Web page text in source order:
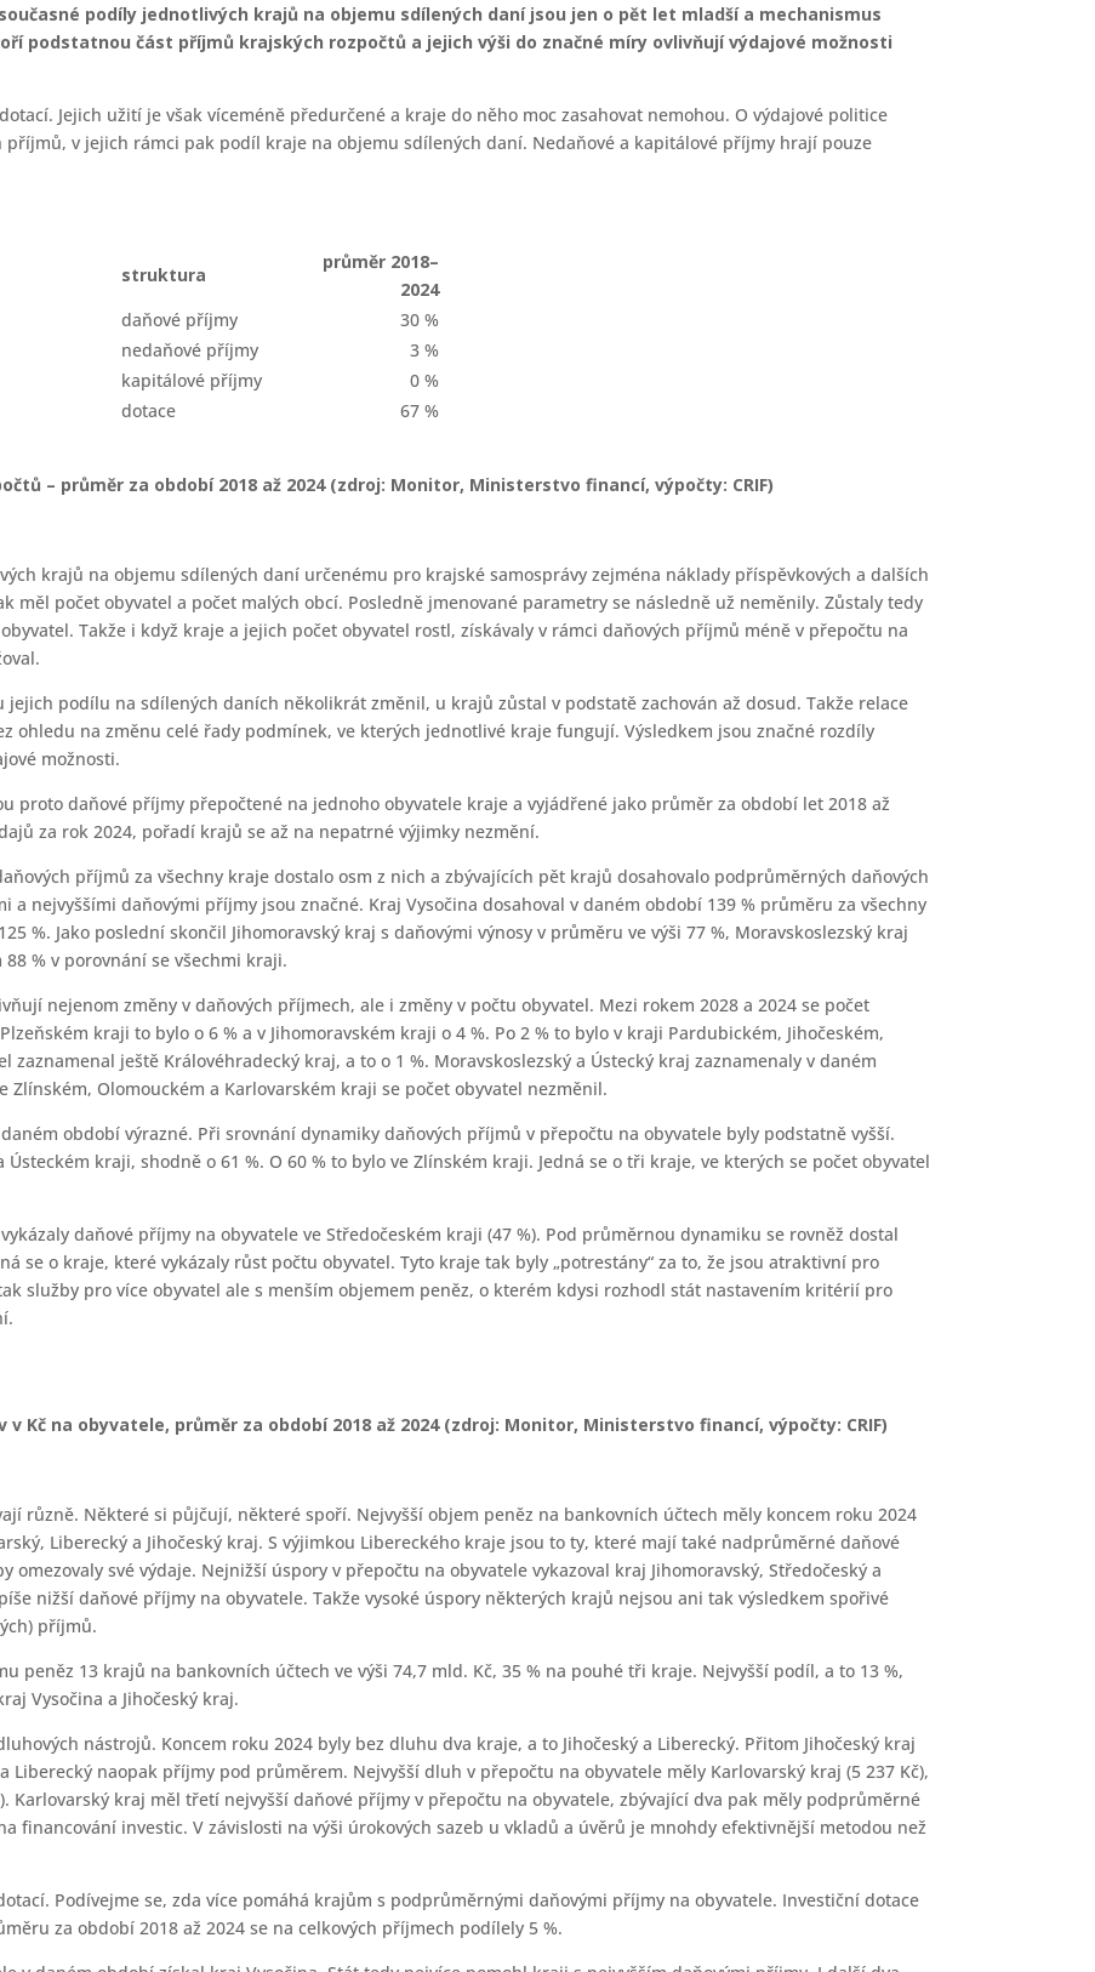
podíly jednotlivých krajů na objemu sdílených daní jsou jen o pět let mladší a mechanismus
podstatnou část příjmů krajských rozpočtů a jejich výši do značné míry ovlivňují výdajové možnosti
Jejich užití je však víceméně předurčené a kraje do něho moc zasahovat nemohou. O výdajové politice
v jejich rámci pak podíl kraje na objemu sdílených daní. Nedaňové a kapitálové příjmy hrají pouze
struktura
průměr 2018–
2024
daňové příjmy
30 %
nedaňové příjmy
3 %
kapitálové příjmy
0 %
dotace
67 %
– průměr za období 2018 až 2024 (zdroj: Monitor, Ministerstvo financí, výpočty: CRIF)
krajů na objemu sdílených daní určenému pro krajské samosprávy zejména náklady příspěvkových a dalších
měl počet obyvatel a počet malých obcí. Posledně jmenované parametry se následně už neměnily. Zůstaly tedy
Takže i když kraje a jejich počet obyvatel rostl, získávaly v rámci daňových příjmů méně v přepočtu na
jejich podílu na sdílených daních několikrát změnil, u krajů zůstal v podstatě zachován až dosud. Takže relace
ohledu na změnu celé řady podmínek, ve kterých jednotlivé kraje fungují. Výsledkem jsou značné rozdíly
možnosti.
proto daňové příjmy přepočtené na jednoho obyvatele kraje a vyjádřené jako průměr za období let 2018 až
za rok 2024, pořadí krajů se až na nepatrné výjimky nezmění.
příjmů za všechny kraje dostalo osm z nich a zbývajících pět krajů dosahovalo podprůměrných daňových
nejvyššími daňovými příjmy jsou značné. Kraj Vysočina dosahoval v daném období 139 % průměru za všechny
%. Jako poslední skončil Jihomoravský kraj s daňovými výnosy v průměru ve výši 77 %, Moravskoslezský kraj
% v porovnání se všechmi kraji.
nejenom změny v daňových příjmech, ale i změny v počtu obyvatel. Mezi rokem 2028 a 2024 se počet
kraji to bylo o 6 % a v Jihomoravském kraji o 4 %. Po 2 % to bylo v kraji Pardubickém, Jihočeském,
zaznamenal ještě Královéhradecký kraj, a to o 1 %. Moravskoslezský a Ústecký kraj zaznamenaly v daném
Zlínském, Olomouckém a Karlovarském kraji se počet obyvatel nezměnil.
období výrazné. Při srovnání dynamiky daňových příjmů v přepočtu na obyvatele byly podstatně vyšší.
kraji, shodně o 61 %. O 60 % to bylo ve Zlínském kraji. Jedná se o tři kraje, ve kterých se počet obyvatel
daňové příjmy na obyvatele ve Středočeském kraji (47 %). Pod průměrnou dynamiku se rovněž dostal
se o kraje, které vykázaly růst počtu obyvatel. Tyto kraje tak byly „potrestány“ za to, že jsou atraktivní pro
služby pro více obyvatel ale s menším objemem peněz, o kterém kdysi rozhodl stát nastavením kritérií pro
Kč na obyvatele, průměr za období 2018 až 2024 (zdroj: Monitor, Ministerstvo financí, výpočty: CRIF)
různě. Některé si půjčují, některé spoří. Nejvyšší objem peněz na bankovních účtech měly koncem roku 2024
Liberecký a Jihočeský kraj. S výjimkou Libereckého kraje jsou to ty, které mají také nadprůměrné daňové
své výdaje. Nejnižší úspory v přepočtu na obyvatele vykazoval kraj Jihomoravský, Středočeský a
nižší daňové příjmy na obyvatele. Takže vysoké úspory některých krajů nejsou ani tak výsledkem spořivé
příjmů.
peněz 13 krajů na bankovních účtech ve výši 74,7 mld. Kč, 35 % na pouhé tři kraje. Nejvyšší podíl, a to 13 %,
Vysočina a Jihočeský kraj.
nástrojů. Koncem roku 2024 byly bez dluhu dva kraje, a to Jihočeský a Liberecký. Přitom Jihočeský kraj
naopak příjmy pod průměrem. Nejvyšší dluh v přepočtu na obyvatele měly Karlovarský kraj (5 237 Kč),
Karlovarský kraj měl třetí nejvyšší daňové příjmy v přepočtu na obyvatele, zbývající dva pak měly podprůměrné
financování investic. V závislosti na výši úrokových sazeb u vkladů a úvěrů je mnohdy efektivnější metodou než
Podívejme se, zda více pomáhá krajům s podprůměrnými daňovými příjmy na obyvatele. Investiční dotace
za období 2018 až 2024 se na celkových příjmech podílely 5 %.